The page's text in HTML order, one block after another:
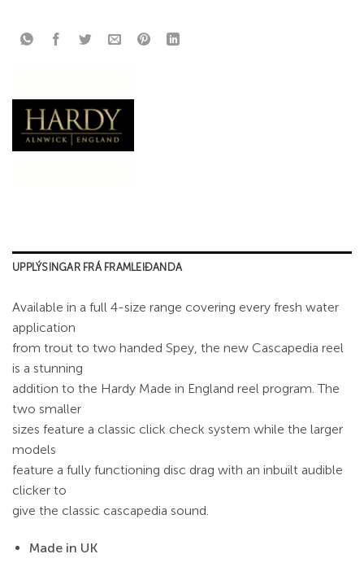
UPPLÝSINGAR FRÁ FRAMLEIÐANDA
Available in a full 4-size range covering every fresh water
application
from trout to two handed Spey, the new Cascapedia reel
is a stunning
addition to the Hardy Made in England reel program. The
two smaller
sizes feature a classic click check system while the larger
models
feature a fully functioning disc drag with an inbuilt audible
clicker to
give the classic cascapedia sound.
Made in UK